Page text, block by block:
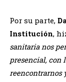
Por su parte,
Institución,
sanitaria nos
presencial, con
reencontrarnos